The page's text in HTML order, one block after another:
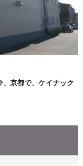
京都で、ケイナック